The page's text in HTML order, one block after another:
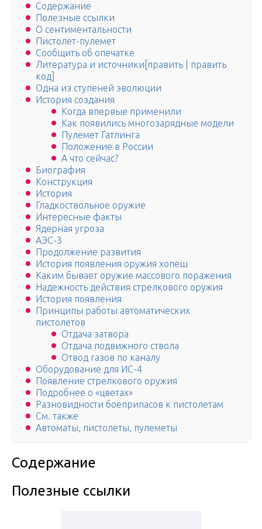
Содержание
Полезные ссылки
О сентиментальности
Пистолет-пулемет
Сообщить об опечатке
Литература и источники[править | править
код]
Одна из ступеней эволюции
История создания
Когда впервые применили
Как появились многозарядные модели
Пулемет Гатлинга
Положение в России
А что сейчас?
Биография
Конструкция
История
Гладкоствольное оружие
Интересные факты
Ядерная угроза
АЭС-3
Продолжение развития
История появления оружия хопеш
Каким бывает оружие массового поражения
Надежность действия стрелкового оружия
История появления
Принципы работы автоматических
пистолетов
Отдача затвора
Отдача подвижного ствола
Отвод газов по каналу
Оборудование для ИС-4
Появление стрелкового оружия
Подробнее о «цветах»
Разновидности боеприпасов к пистолетам
См. также
Автоматы, пистолеты, пулеметы
Содержание
Полезные ссылки